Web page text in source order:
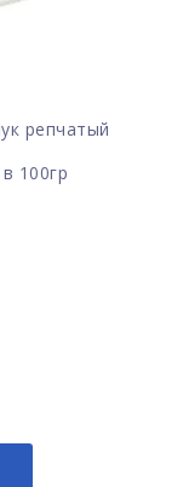
репчатый
100гр